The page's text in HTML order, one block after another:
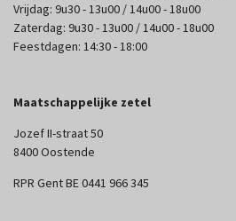
Vrijdag: 9u30 - 13u00 / 14u00 - 18u00
Zaterdag: 9u30 - 13u00 / 14u00 - 18u00
Feestdagen: 14:30 - 18:00
Maatschappelijke zetel
Jozef II-straat 50
8400 Oostende
RPR Gent BE 0441 966 345